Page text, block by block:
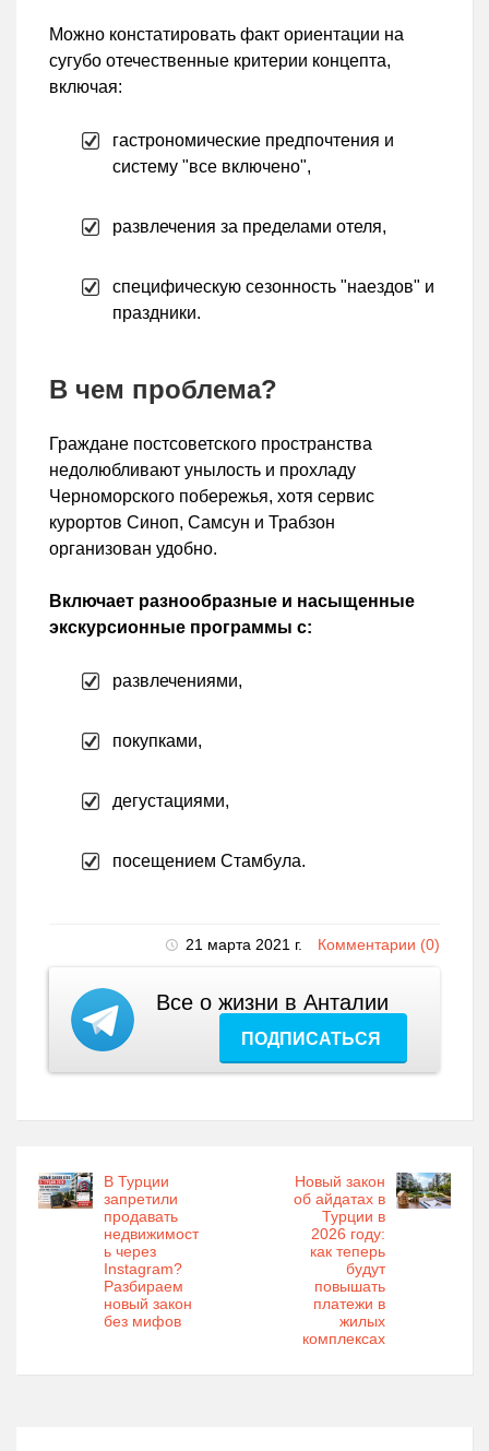
Можно констатировать факт ориентации на
сугубо отечественные критерии концепта,
включая:
гастрономические предпочтения и
систему "все включено",
развлечения за пределами отеля,
специфическую сезонность "наездов" и
праздники.
В чем проблема?
Граждане постсоветского пространства
недолюбливают унылость и прохладу
Черноморского побережья, хотя сервис
курортов Синоп, Самсун и Трабзон
организован удобно.
Включает разнообразные и насыщенные
экскурсионные программы с:
развлечениями,
покупками,
дегустациями,
посещением Стамбула.
21 марта 2021 г. Комментарии (0)
Все о жизни в Анталии
ПОДПИСАТЬСЯ
В Турции
запретили
продавать
недвижимост
ь через
Instagram?
Разбираем
новый закон
без мифов
Новый закон
об айдатах в
Турции в
2026 году:
как теперь
будут
повышать
платежи в
жилых
комплексах